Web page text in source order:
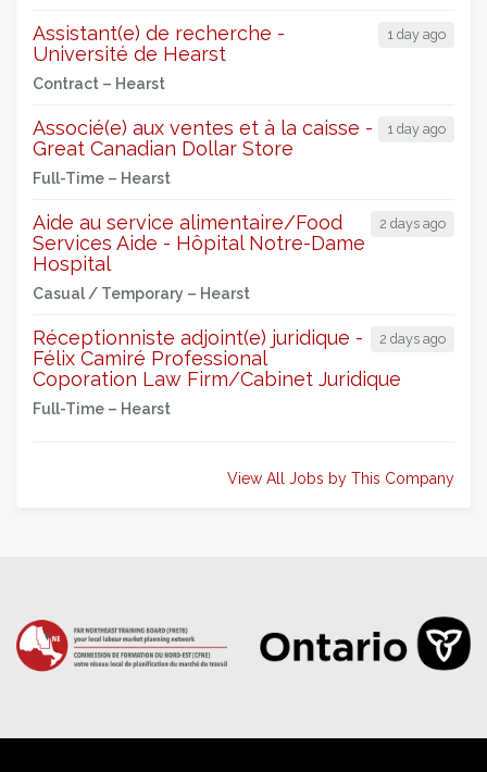
1 day ago
Assistant(e) de recherche -
Université de Hearst
Contract – Hearst
1 day ago
Associé(e) aux ventes et à la caisse -
Great Canadian Dollar Store
Full-Time – Hearst
2 days ago
Aide au service alimentaire/Food
Services Aide - Hôpital Notre-Dame
Hospital
Casual / Temporary – Hearst
2 days ago
Réceptionniste adjoint(e) juridique -
Félix Camiré Professional
Coporation Law Firm/Cabinet Juridique
Full-Time – Hearst
View All Jobs by This Company